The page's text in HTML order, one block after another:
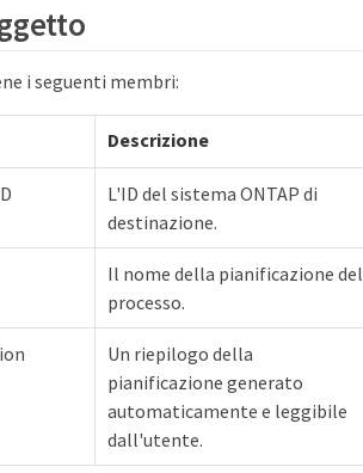
i seguenti membri:
Descrizione
L'ID del sistema ONTAP di
destinazione.
Il nome della pianificazione del
processo.
Un riepilogo della
pianificazione generato
automaticamente e leggibile
dall'utente.